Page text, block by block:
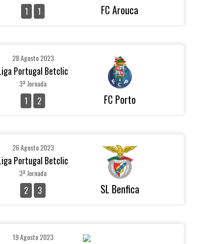
1 1 FC Arouca
28 Agosto 2023
Portugal Betclic
3ª Jornada
1 2 FC Porto
26 Agosto 2023
Portugal Betclic
3ª Jornada
2 3 SL Benfica
19 Agosto 2023